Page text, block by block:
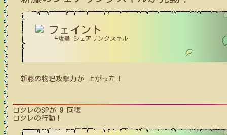
フェイント
┗攻撃 シェアリングスキル
新藤の物理攻撃力が 上がった！
ロクレのSPが 9 回復
ロクレの行動！